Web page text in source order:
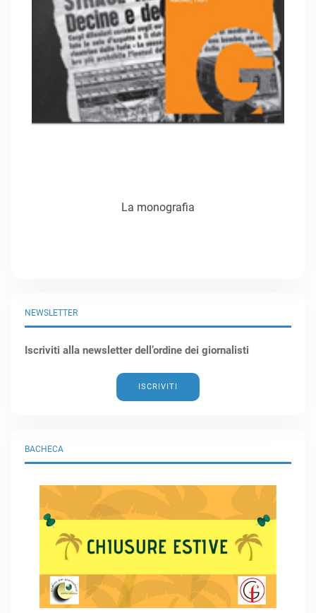
BACHECA
NEWSLETTER
Iscriviti alla newsletter dell’ordine dei giornalisti
ISCRIVITI
La monografia